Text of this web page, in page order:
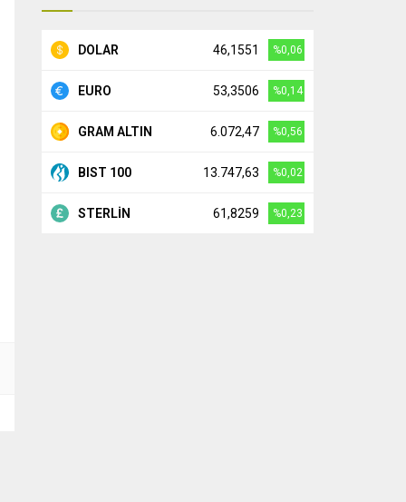
DOLAR 46,1551 %0,06
EURO 53,3506 %0,14
GRAM ALTIN 6.072,47 %0,56
BIST 100 13.747,63 %0,02
STERLİN 61,8259 %0,23